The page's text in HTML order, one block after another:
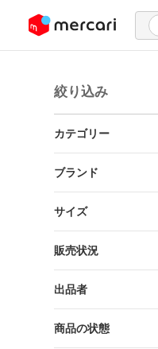
ツにスキップ
絞り込み
カテゴリー
ブランド
サイズ
販売状況
出品者
商品の状態